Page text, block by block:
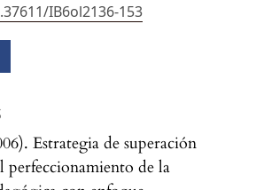
IB6ol2136-153
Estrategia de superación
perfeccionamiento de la